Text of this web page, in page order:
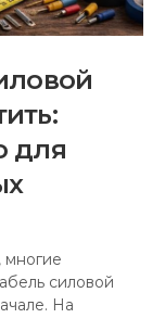
для
многие
силовой
На